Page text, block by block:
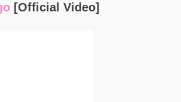
[Official Video]